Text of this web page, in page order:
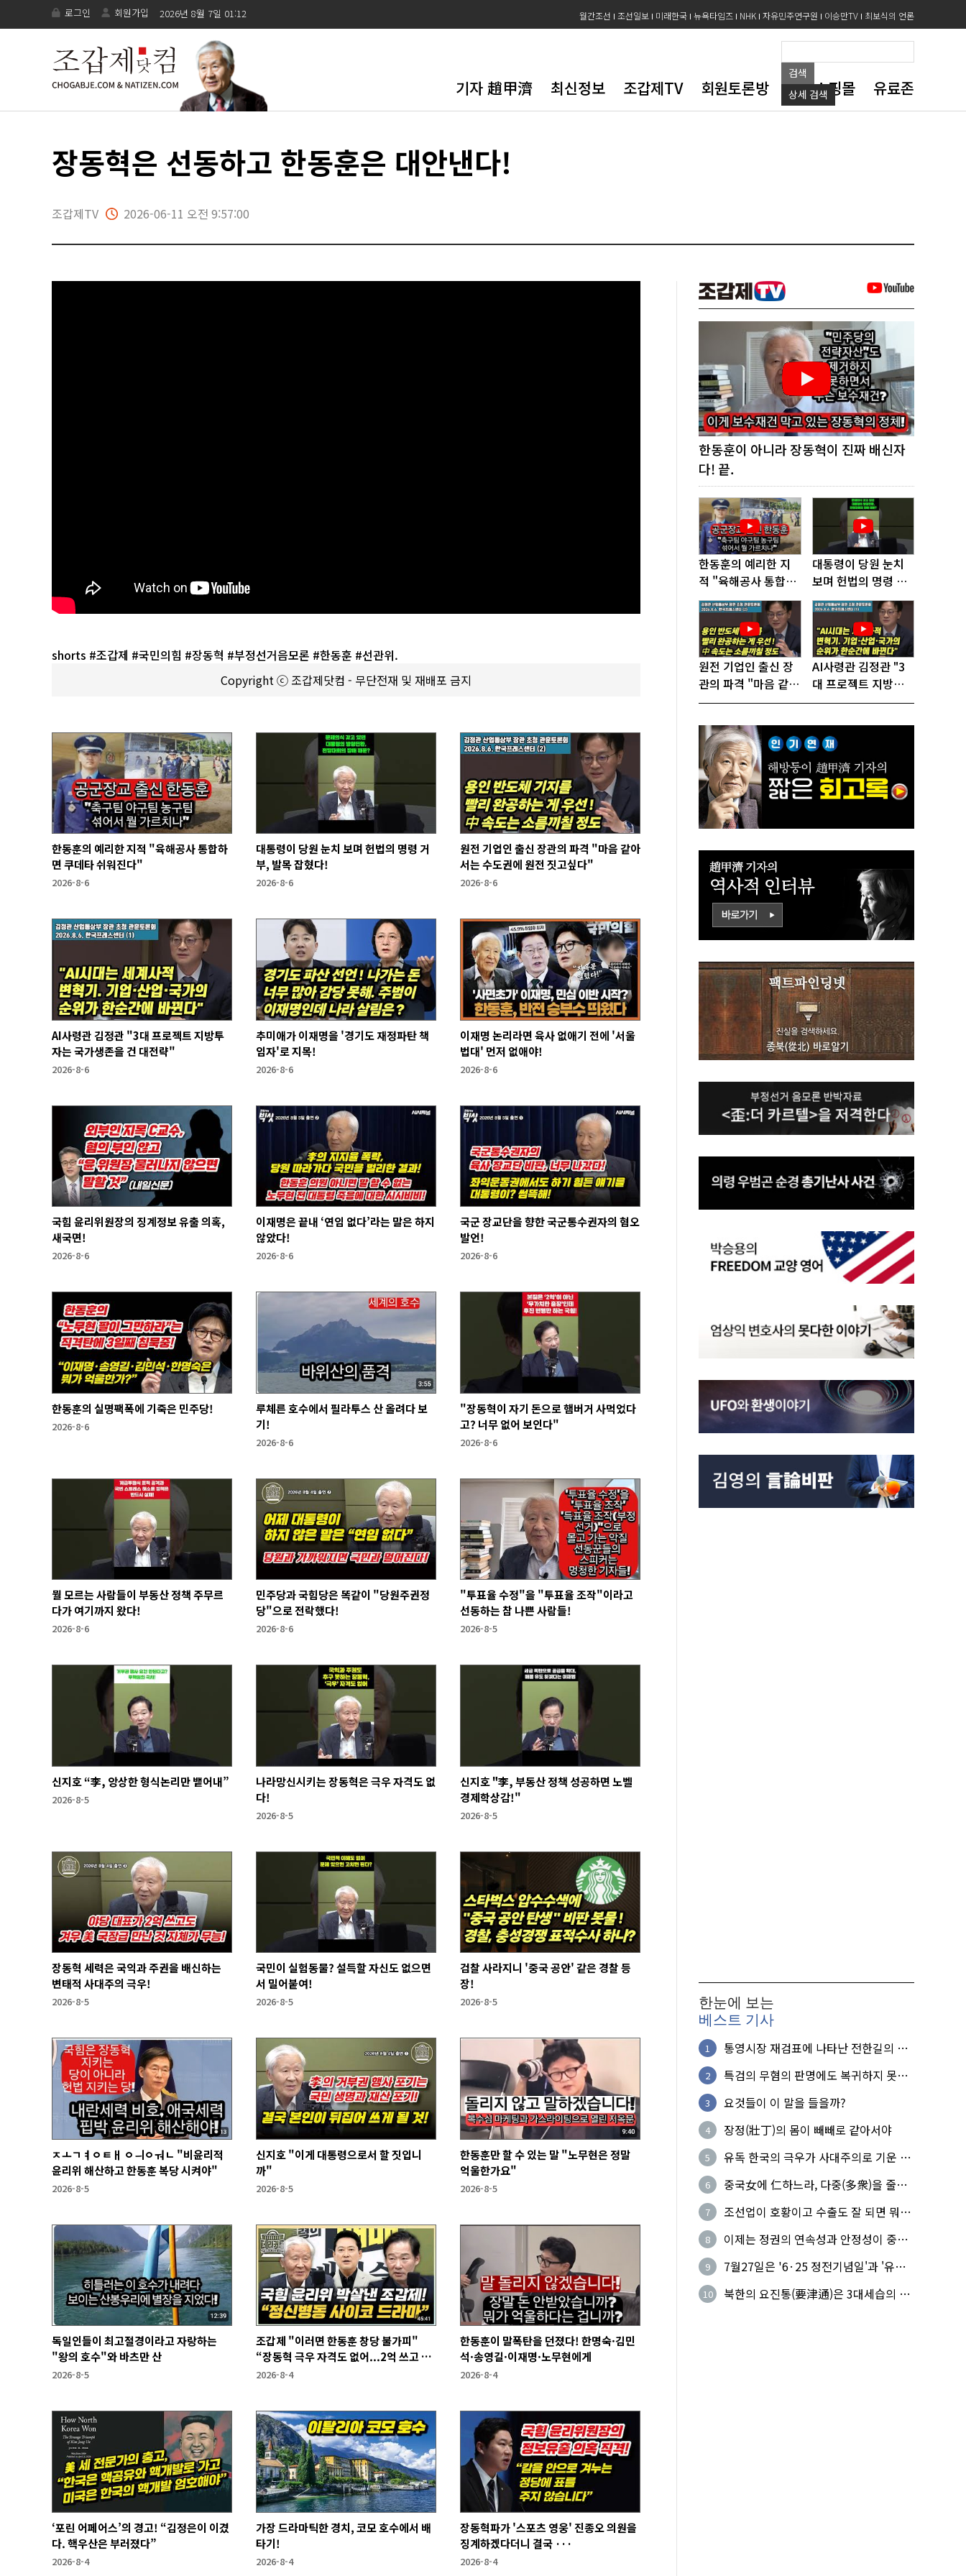
로그인 회원가입 2026년 8월 7일 01:12 월간조선 조선일보 미래한국 뉴욕타임즈 NHK 자유민주연구원 이승만TV 최보식의 언론
검색
상세 검색
기자 趙甲濟 최신정보 조갑제TV 회원토론방 도서쇼핑몰 유료존
장동혁은 선동하고 한동훈은 대안낸다!
조갑제TV 2026-06-11 오전 9:57:00
shorts #조갑제 #국민의힘 #장동혁 #부정선거음모론 #한동훈 #선관위.
Copyright ⓒ 조갑제닷컴 - 무단전재 및 재배포 금지
한동훈의 예리한 지적 "육해공사 통합하
면 쿠데타 쉬워진다"
2026-8-6
대통령이 당원 눈치 보며 헌법의 명령 거
부, 발목 잡혔다!
2026-8-6
원전 기업인 출신 장관의 파격 "마음 같아
서는 수도권에 원전 짓고싶다"
2026-8-6
AI사령관 김정관 "3대 프로젝트 지방투
자는 국가생존을 건 대전략"
2026-8-6
추미애가 이재명을 '경기도 재정파탄 책
임자'로 지목!
2026-8-6
이재명 논리라면 육사 없애기 전에 '서울
법대' 먼저 없애야!
2026-8-6
국힘 윤리위원장의 징계정보 유출 의혹,
새국면!
2026-8-6
이재명은 끝내 ‘연임 없다’라는 말은 하지
않았다!
2026-8-6
국군 장교단을 향한 국군통수권자의 혐오
발언!
2026-8-6
한동훈의 실명팩폭에 기죽은 민주당!
2026-8-6
루체른 호수에서 필라투스 산 올려다 보
기!
2026-8-6
"장동혁이 자기 돈으로 햄버거 사먹었다
고? 너무 없어 보인다"
2026-8-6
뭘 모르는 사람들이 부동산 정책 주무르
다가 여기까지 왔다!
2026-8-6
민주당과 국힘당은 똑같이 "당원주권정
당"으로 전락했다!
2026-8-6
"투표율 수정"을 "투표율 조작"이라고
선동하는 참 나쁜 사람들!
2026-8-5
신지호 “李, 앙상한 형식논리만 뱉어내”
2026-8-5
나라망신시키는 장동혁은 극우 자격도 없
다!
2026-8-5
신지호 "李, 부동산 정책 성공하면 노벨
경제학상감!"
2026-8-5
장동혁 세력은 국익과 주권을 배신하는
변태적 사대주의 극우!
2026-8-5
국민이 실험동물? 설득할 자신도 없으면
서 밀어붙여!
2026-8-5
검찰 사라지니 '중국 공안' 같은 경찰 등
장!
2026-8-5
ㅈㅗㄱㅕㅇㅌㅐ ㅇㅢㅇㅝㄴ "비윤리적
윤리위 해산하고 한동훈 복당 시켜야"
2026-8-5
신지호 "이게 대통령으로서 할 짓입니
까"
2026-8-5
한동훈만 할 수 있는 말 "노무현은 정말
억울한가요"
2026-8-5
독일인들이 최고절경이라고 자랑하는
"왕의 호수"와 바츠만 산
2026-8-5
조갑제 "이러면 한동훈 창당 불가피"
“장동혁 극우 자격도 없어...2억 쓰고 성
과 없어”
2026-8-4
한동훈이 말폭탄을 던졌다! 한명숙·김민
석·송영길·이재명·노무현에게
2026-8-4
‘포린 어페어스’의 경고! “김정은이 이겼
다. 핵우산은 부러졌다”
2026-8-4
가장 드라마틱한 경치, 코모 호수에서 배
타기!
2026-8-4
장동혁파가 '스포츠 영웅' 진종오 의원을
징계하겠다더니 결국 ···
2026-8-4
한동훈이 아니라 장동혁이 진짜 배신자
다! 끝.
한동훈의 예리한 지
적 "육해공사 통합하
면 쿠데타 쉬워진다"
대통령이 당원 눈치
보며 헌법의 명령 거
부, 발목 잡혔다!
원전 기업인 출신 장
관의 파격 "마음 같아
서는 수도권에 원전
AI사령관 김정관 "3
대 프로젝트 지방투
자는 국가생존을 건
한눈에 보는
베스트 기사
1
통영시장 재검표에 나타난 전한길의 무
2
특검의 무혐의 판명에도 복귀하지 못한
3 요것들이 이 말을 들을까?
4 장정(壯丁)의 몸이 빼빼로 같아서야
5
유독 한국의 극우가 사대주의로 기운 이
6
중국女에 仁하느라, 다중(多衆)을 줄세
7
조선업이 호황이고 수출도 잘 되면 뭐하
8
이제는 정권의 연속성과 안정성이 중요
9
7월27일은 '6·25 정전기념일'과 '유엔
10
북한의 요진통(要津通)은 3대세습의 사